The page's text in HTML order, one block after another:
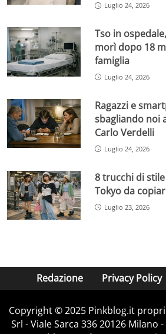
Luglio 24, 2026
Tso in
morì dopo 18
famiglia
Luglio 24, 2026
Ragazzi e
sbagliando noi
Carlo Verdelli
Luglio 24, 2026
8 trucchi di
Tokyo da
Luglio 23, 2026
Redazione Privacy Policy
Copyright © 2025 Pinkblog.it
Srl - Viale Sarca 336 20126 Milano